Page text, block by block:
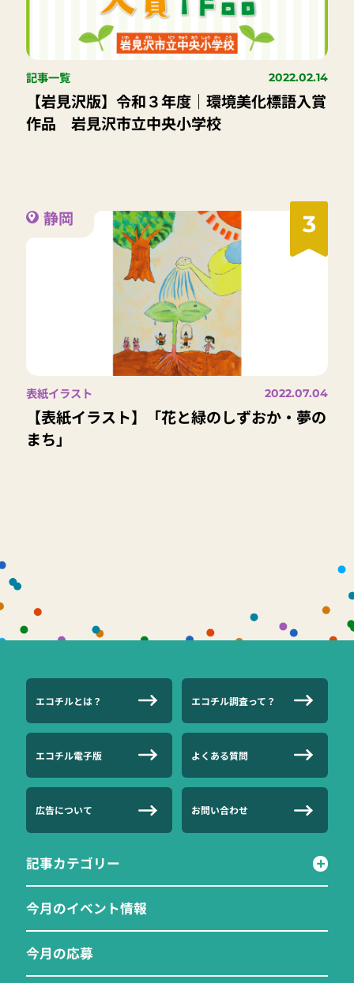
記事一覧 2022.02.14
【岩見沢版】令和３年度｜環境美化標語入賞
作品 岩見沢市立中央小学校
3
静岡
表紙イラスト 2022.07.04
【表紙イラスト】「花と緑のしずおか・夢の
まち」
エコチルとは？ エコチル調査って？
エコチル電子版 よくある質問
広告について お問い合わせ
記事カテゴリー
今月のイベント情報
今月の応募